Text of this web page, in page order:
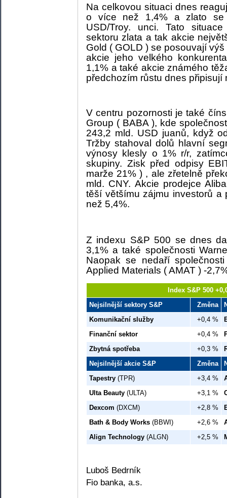
Na celkovou situaci dnes
o více než 1,4% a zlato
USD/Troy. unci. Tato
sektoru zlata a tak akcie
Gold ( GOLD ) se posouvají
akcie jeho velkého
1,1% a také akcie známého
předchozím růstu dnes připisují
V centru pozornosti je také
Group ( BABA ), kde
243,2 mld. USD juanů, když
Tržby stahoval dolů hlavní
výnosy klesly o 1% r/r,
skupiny. Zisk před odpisy
marže 21% ) , ale zřetelně
mld. CNY. Akcie prodejce
těší většímu zájmu investorů
než 5,4%.
Z indexu S&P 500 se dnes
3,1% a také společnosti
Naopak se nedaří
Applied Materials ( AMAT ) -
Index S&P 500
Nejsilnější sektory S&P
Změna
Komunikační služby
+0,4 %
Finanční sektor
+0,4 %
Zbytná spotřeba
+0,3 %
Nejsilnější akcie S&P
Změna
Tapestry (TPR) +3,4 %
Ulta Beauty (ULTA) +3,1 %
Dexcom (DXCM) +2,8 %
Bath & Body Works (BBWI) +2,6 %
Align Technology (ALGN) +2,5 %
Luboš Bedrník
Fio banka, a.s.